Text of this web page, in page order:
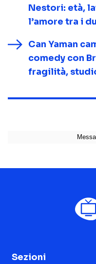
Nestori: età,
l’amore tra i
Can Yaman
comedy con
fragilità,
Sezioni